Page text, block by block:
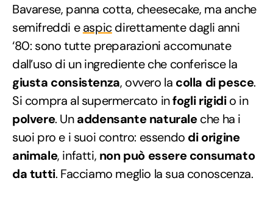
Bavarese, panna cotta, cheesecake, ma anche
semifreddi easpicdirettamente dagli anni
‘80: sono tutte preparazioni accomunate
dall’uso di un ingrediente che conferisce la
giusta consistenza, ovvero la colla di pesce.
Si compra al supermercato infogli rigidio in
polvere. Unaddensante naturaleche ha i
suoi pro e i suoi contro: essendo di origine
animale, infatti, non può essere consumato
da tutti. Facciamo meglio la sua conoscenza.